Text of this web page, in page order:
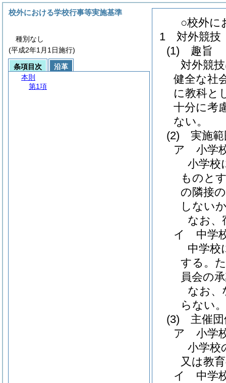
○校外に
1 対外競技
(1) 趣旨
対外競
健全な社
に教科と
十分に考
ない。
(2) 実施範
ア 小学
小学校
ものと
の隣接
しない
なお、
イ 中学
中学校
する。
員会の
なお、
らない。
(3) 主催団
ア 小学
小学校
又は教
イ 中学
校外における学校行事等実施基準
種別なし
(平成2年1月1日施行)
条項目次
沿革
本則
第1項